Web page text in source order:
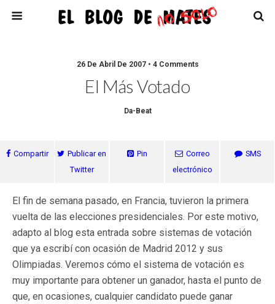
26 De Abril De 2007 • 4 Comments
El Más Votado
Da-Beat
Compartir
Publicar en
Twitter
Pin
Correo
electrónico
SMS
El fin de semana pasado, en Francia, tuvieron la primera
vuelta de las elecciones presidenciales. Por este motivo,
adapto al blog esta entrada sobre sistemas de votación
que ya escribí con ocasión de Madrid 2012 y sus
Olimpiadas. Veremos cómo el sistema de votación es
muy importante para obtener un ganador, hasta el punto de
que, en ocasiones, cualquier candidato puede ganar